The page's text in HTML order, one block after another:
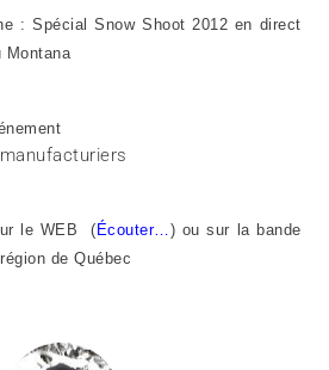
: Spécial Snow Shoot 2012 en direct
Montana
le WEB ( Écouter…) ou sur la bande
de Québec